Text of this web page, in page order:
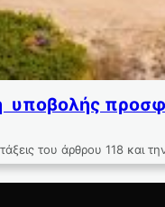
του άρθρου 118